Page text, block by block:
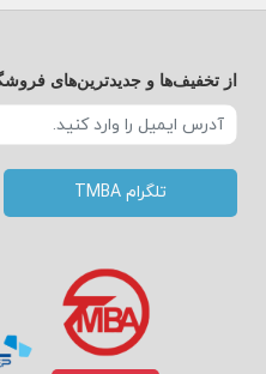
از تخفیف‌ها و جدیدترین‌های
تلگرام TMBA